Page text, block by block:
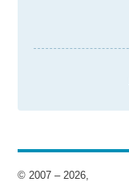
© 2007 – 2026,